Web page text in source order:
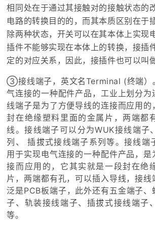
相同处在于通过其接触对的接触状态的
电路的转换目的的，而其本质区别在于
除两种状态，开关可以在其本体上实现
插件不能够实现在本体上的转换，接插
定的对应关系，因此，接插件也可以叫
③接线端子，英文名Terminal (终端）
气连接的一种配件产品，工业上划分为
线端子是为了方便导线的连接而应用的
封在绝缘塑料里面的金属片，两端都
线。接线端子可以分为WUK接线端子
列、 插拔式接线端子系列等。接线端
用于实现电气连接的一种配件产品，是
接而应用的，它其实就是一段封在绝
片，两端都有孔，可以插入导线，接线
泛是PCB板端子，此外还有五金端子
子、轨装接线端子、插拔式接线端子
等。